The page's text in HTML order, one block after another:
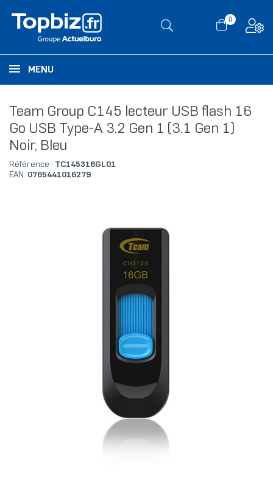
0
MENU
Team Group C145 lecteur USB flash 16
Go USB Type-A 3.2 Gen 1 (3.1 Gen 1)
Noir, Bleu
Référence : TC145316GL01
EAN: 0765441016279